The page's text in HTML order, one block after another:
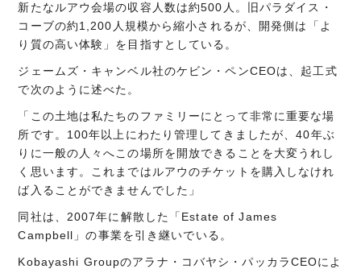
新たなルアウ会場の収容人数は約500人。旧パラダイス・
コーブの約1,200人規模から縮小されるが、開発側は「よ
り質の高い体験」を目指すとしている。
ジェームズ・キャンベル社のケビン・ペンCEOは、起工式
で次のように述べた。
「この土地は私たちのファミリーにとって非常に重要な場
所です。100年以上にわたり管理してきましたが、40年ぶ
りに一般の人々へこの場所を開放できることを大変うれし
く思います。これまではルアウのチケットを購入しなけれ
ば入ることができませんでした」
同社は、2007年に解散した「Estate of James
Campbell」の事業を引き継いでいる。
Kobayashi Groupのアラナ・コバヤシ・パッカラCEOによ